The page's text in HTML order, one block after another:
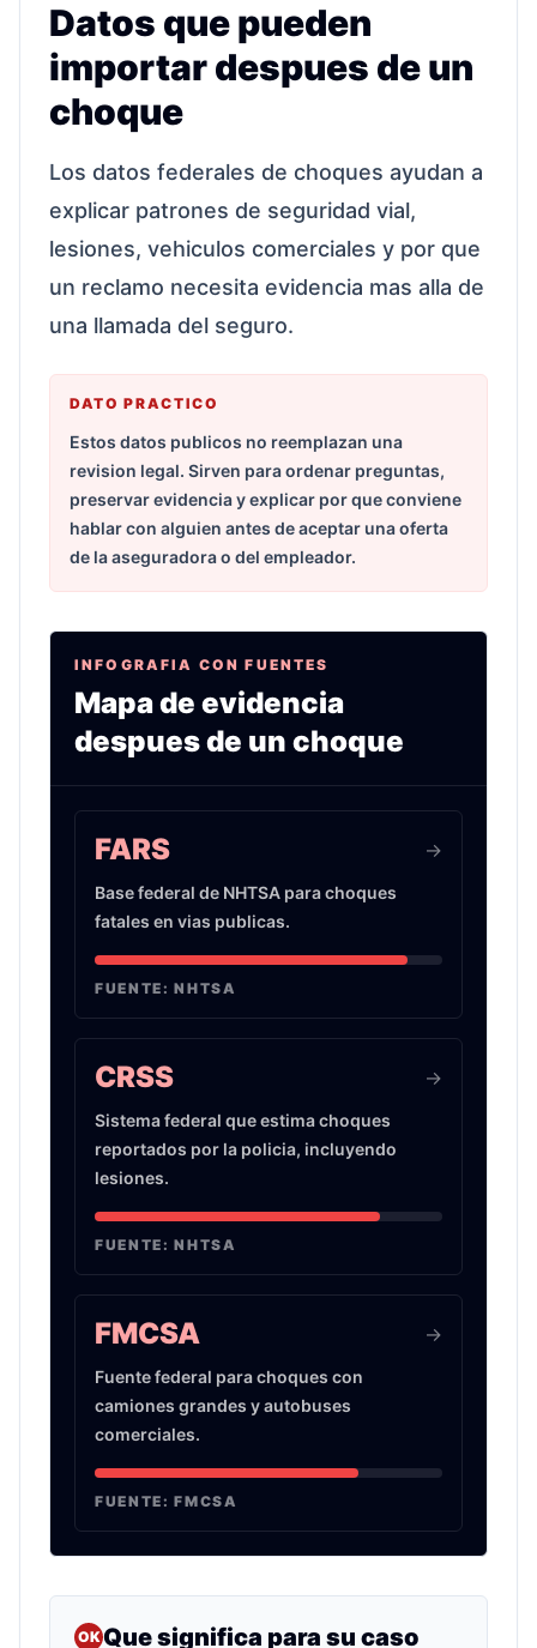
Datos que pueden
importar despues de un
choque
Los datos federales de choques ayudan a
explicar patrones de seguridad vial,
lesiones, vehiculos comerciales y por que
un reclamo necesita evidencia mas alla de
una llamada del seguro.
DATO PRACTICO
Estos datos publicos no reemplazan una
revision legal. Sirven para ordenar preguntas,
preservar evidencia y explicar por que conviene
hablar con alguien antes de aceptar una oferta
de la aseguradora o del empleador.
INFOGRAFIA CON FUENTES
Mapa de evidencia
despues de un choque
FARS
Base federal de NHTSA para choques
fatales en vias publicas.
->
FUENTE:NHTSA
CRSS
Sistema federal que estima choques
reportados por la policia, incluyendo
lesiones.
->
FUENTE:NHTSA
FMCSA
Fuente federal para choques con
camiones grandes y autobuses
comerciales.
->
FUENTE:FMCSA
OKQue significa para su caso